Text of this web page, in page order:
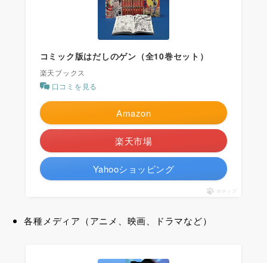
コミック版はだしのゲン（全10巻セット）
楽天ブックス
口コミを見る
Amazon
楽天市場
Yahooショッピング
ポチップ
各種メディア（アニメ、映画、ドラマなど）